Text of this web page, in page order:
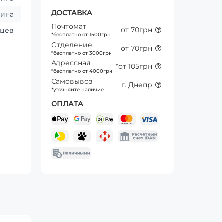
ДОСТАВКА
Почтомат
*бесплатно от 1500грн
от 70грн
Отделение
*бесплатно от 3000грн
от 70грн
Адрессная
*бесплатно от 4000грн
*от 105грн
Самовывоз
*уточняйте наличие
г. Днепр
ОПЛАТА